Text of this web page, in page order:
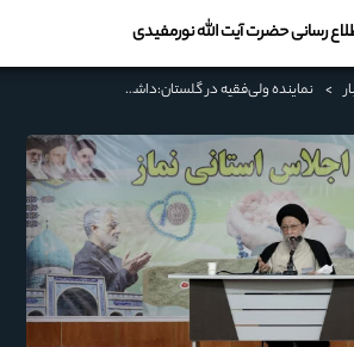
رسانی حضرت آیت الله نورمفیدی
> نماینده ولی‌فقیه در گلستان:داشتن خانواده سعادتمند نیازمند آشناکردن فرزندان با فرهنگ نماز است